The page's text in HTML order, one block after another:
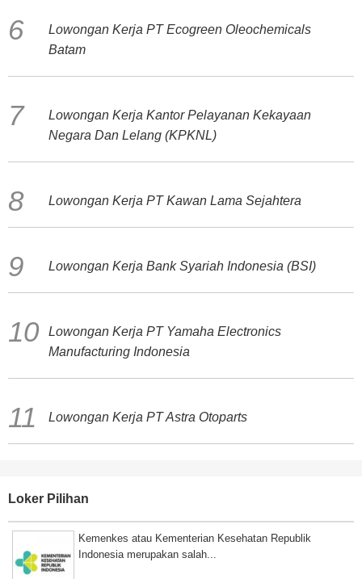
Lowongan Kerja PT Ecogreen Oleochemicals
Batam
Lowongan Kerja Kantor Pelayanan Kekayaan
Negara Dan Lelang (KPKNL)
Lowongan Kerja PT Kawan Lama Sejahtera
Lowongan Kerja Bank Syariah Indonesia (BSI)
Lowongan Kerja PT Yamaha Electronics
Manufacturing Indonesia
Lowongan Kerja PT Astra Otoparts
Loker Pilihan
Kemenkes atau Kementerian Kesehatan Republik
Indonesia merupakan salah...